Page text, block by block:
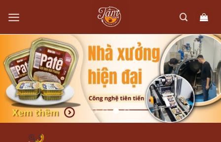
content